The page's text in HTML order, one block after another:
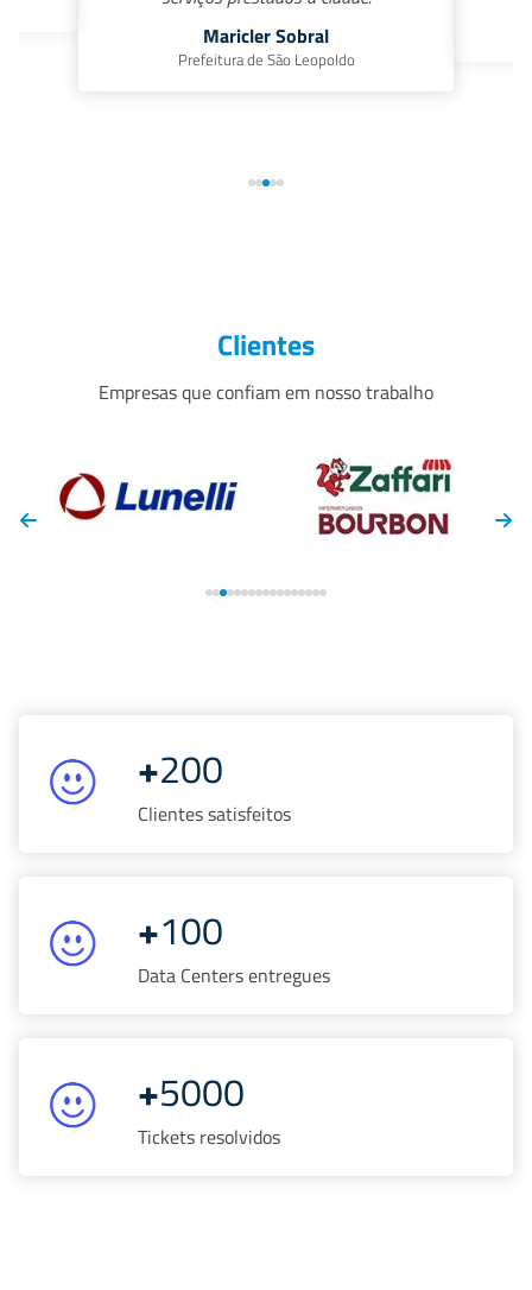
Maricler Sobral
Prefeitura de São Leopoldo
Clientes
Empresas que confiam em nosso trabalho
+200
Clientes satisfeitos
+100
Data Centers entregues
+5000
Tickets resolvidos